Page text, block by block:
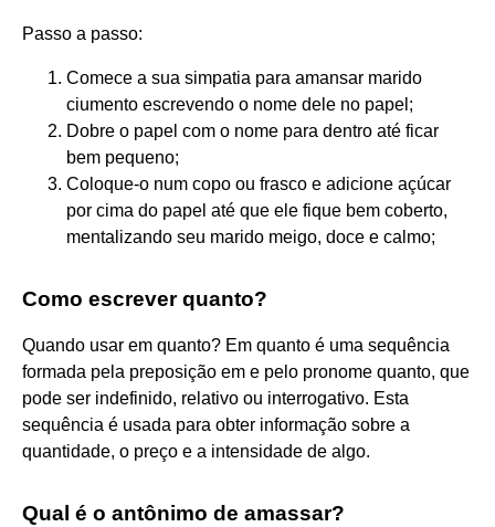
Passo a passo:
Comece a sua simpatia para amansar marido
ciumento escrevendo o nome dele no papel;
Dobre o papel com o nome para dentro até ficar
bem pequeno;
Coloque-o num copo ou frasco e adicione açúcar
por cima do papel até que ele fique bem coberto,
mentalizando seu marido meigo, doce e calmo;
Como escrever quanto?
Quando usar em quanto? Em quanto é uma sequência
formada pela preposição em e pelo pronome quanto, que
pode ser indefinido, relativo ou interrogativo. Esta
sequência é usada para obter informação sobre a
quantidade, o preço e a intensidade de algo.
Qual é o antônimo de amassar?